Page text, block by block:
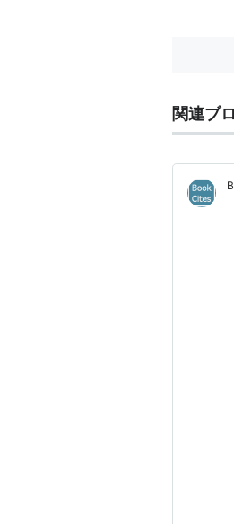
恋愛小
関連ブ